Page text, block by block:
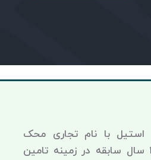
با نام تجاری محک
استیل، با بیش از 12 سال سابقه در زمینه تامین